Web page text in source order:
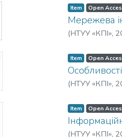
Item Open
Мережева
(НТУУ «КПІ»,
Item Open
(НТУУ «КПІ»,
Item Open
(НТУУ «КПІ»,